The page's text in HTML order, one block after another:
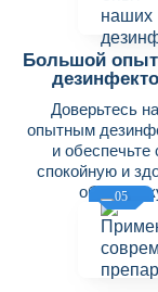
Большой
Доверьтесь
опытным
и обеспечьте
спокойную и
05